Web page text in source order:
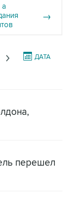
→
ДАТА
перешел